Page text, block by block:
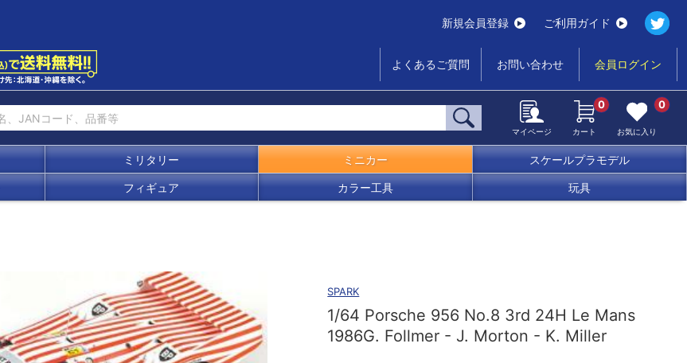
新規会員登録 ご利用ガイド
よくあるご質問 お問い合わせ 会員ログイン
マイページ カート
0
お気に入り
0
ミリタリー ミニカー スケールプラモデル
フィギュア カラー工具 玩具
SPARK
1/64 Porsche 956 No.8 3rd 24H Le Mans
1986G. Follmer - J. Morton - K. Miller